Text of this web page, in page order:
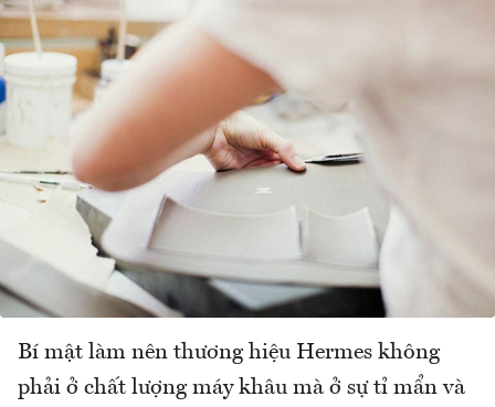
Bí mật làm nên thương hiệu Hermes không
phải ở chất lượng máy khâu mà ở sự tỉ mẩn và